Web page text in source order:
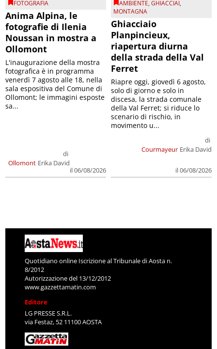
FOTOGRAFIA
Anima Alpina, le
fotografie di Ilenia
Noussan in mostra a
Ollomont
Ollomont
di
Erika David
il 06/08/2026
L'inaugurazione della mostra
fotografica è in programma
venerdì 7 agosto alle 18, nella
sala espositiva del Comune di
Ollomont; le immagini esposte
sa...
AMBIENTE,GHIACCIAI,
MONTAGNA
Ghiacciaio
Planpincieux,
riapertura diurna
della strada della Val
Ferret
Courmayeur
di
Erika David
il 06/08/2026
Riapre oggi, giovedì 6 agosto,
solo di giorno e solo in
discesa, la strada comunale
della Val Ferret; si riduce lo
scenario di rischio, in
movimento u...
Quotidiano online Iscrizione al Tribunale di Aosta n.
8/2012
Autorizzazione del 13/12/2012
www.gazzettamatin.com
Editore
LG PRESSE S.R.L.
via Festaz, 52 11100 AOSTA